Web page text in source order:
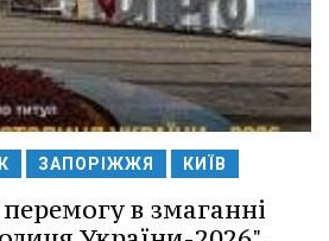
ЗАПОРІЖЖЯ КИЇВ
в змаганні